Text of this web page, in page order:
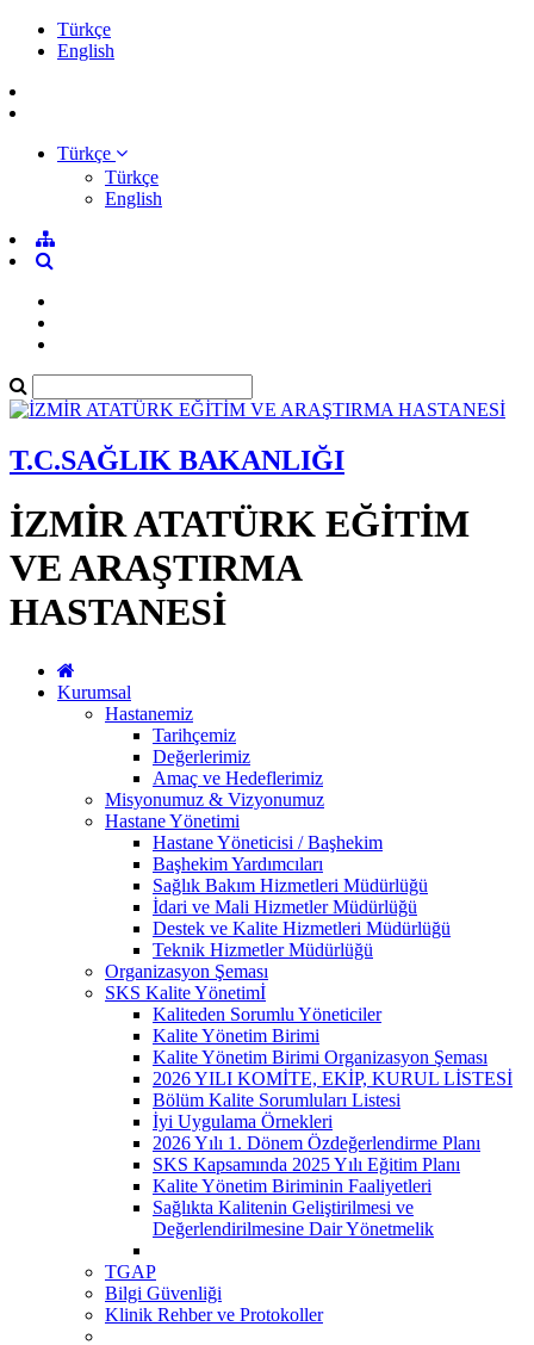
Türkçe
English
Türkçe
Türkçe
English
T.C.SAĞLIK BAKANLIĞI
İZMİR ATATÜRK EĞİTİM
VE ARAŞTIRMA
HASTANESİ
Kurumsal
Hastanemiz
Tarihçemiz
Değerlerimiz
Amaç ve Hedeflerimiz
Misyonumuz & Vizyonumuz
Hastane Yönetimi
Hastane Yöneticisi / Başhekim
Başhekim Yardımcıları
Sağlık Bakım Hizmetleri Müdürlüğü
İdari ve Mali Hizmetler Müdürlüğü
Destek ve Kalite Hizmetleri Müdürlüğü
Teknik Hizmetler Müdürlüğü
Organizasyon Şeması
SKS Kalite Yönetimİ
Kaliteden Sorumlu Yöneticiler
Kalite Yönetim Birimi
Kalite Yönetim Birimi Organizasyon Şeması
2026 YILI KOMİTE, EKİP, KURUL LİSTESİ
Bölüm Kalite Sorumluları Listesi
İyi Uygulama Örnekleri
2026 Yılı 1. Dönem Özdeğerlendirme Planı
SKS Kapsamında 2025 Yılı Eğitim Planı
Kalite Yönetim Biriminin Faaliyetleri
Sağlıkta Kalitenin Geliştirilmesi ve
Değerlendirilmesine Dair Yönetmelik
TGAP
Bilgi Güvenliği
Klinik Rehber ve Protokoller